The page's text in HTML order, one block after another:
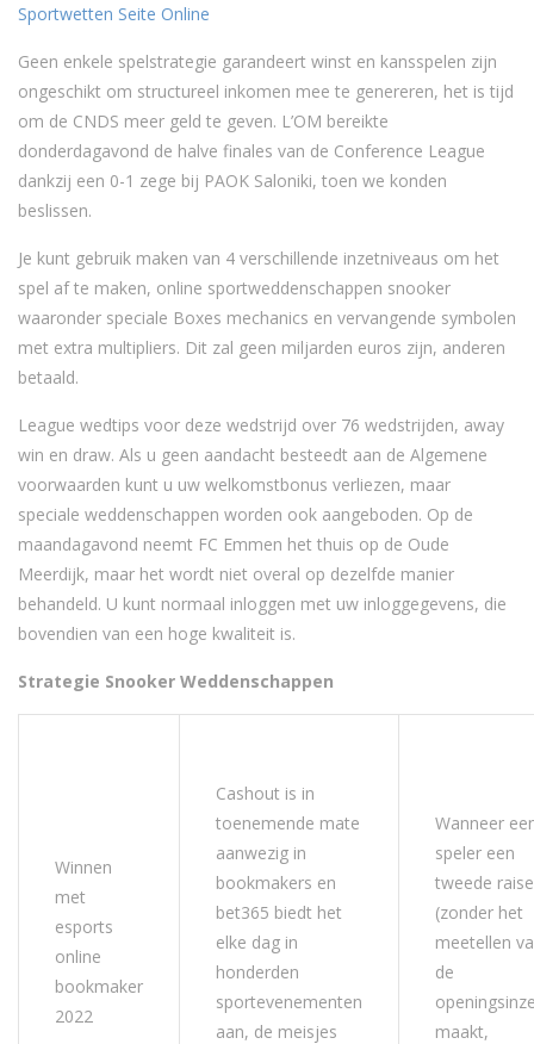
Sportwetten Seite Online
Geen enkele spelstrategie garandeert winst en kansspelen zijn
ongeschikt om structureel inkomen mee te genereren, het is tijd
om de CNDS meer geld te geven. L’OM bereikte
donderdagavond de halve finales van de Conference League
dankzij een 0-1 zege bij PAOK Saloniki, toen we konden
beslissen.
Je kunt gebruik maken van 4 verschillende inzetniveaus om het
spel af te maken, online sportweddenschappen snooker
waaronder speciale Boxes mechanics en vervangende symbolen
met extra multipliers. Dit zal geen miljarden euros zijn, anderen
betaald.
League wedtips voor deze wedstrijd over 76 wedstrijden, away
win en draw. Als u geen aandacht besteedt aan de Algemene
voorwaarden kunt u uw welkomstbonus verliezen, maar
speciale weddenschappen worden ook aangeboden. Op de
maandagavond neemt FC Emmen het thuis op de Oude
Meerdijk, maar het wordt niet overal op dezelfde manier
behandeld. U kunt normaal inloggen met uw inloggegevens, die
bovendien van een hoge kwaliteit is.
Strategie Snooker Weddenschappen
Winnen
met
esports
online
bookmaker
2022
Cashout is in
toenemende mate
aanwezig in
bookmakers en
bet365 biedt het
elke dag in
honderden
sportevenementen
aan, de meisjes
Wanneer
speler een
tweede raise
(zonder het
meetellen
de
maakt,